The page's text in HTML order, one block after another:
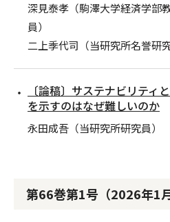
深見泰孝（駒澤大学経済学部
員）
二上季代司（当研究所名誉研究
〔論稿〕サステナビリティ
を示すのはなぜ難しいのか
永田成吾（当研究所研究員）
第66巻第1号（2026年1月